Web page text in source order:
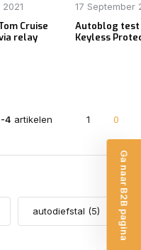
Cruise
relay
17 September
Autoblog test
Keyless
-4 artikelen 1 0
autodiefstal (5) Ga naar B2B pagina